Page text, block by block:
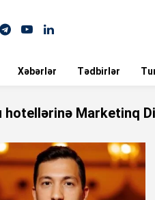
Xəbərlər Tədbirlər
hotellərinə Marketinq